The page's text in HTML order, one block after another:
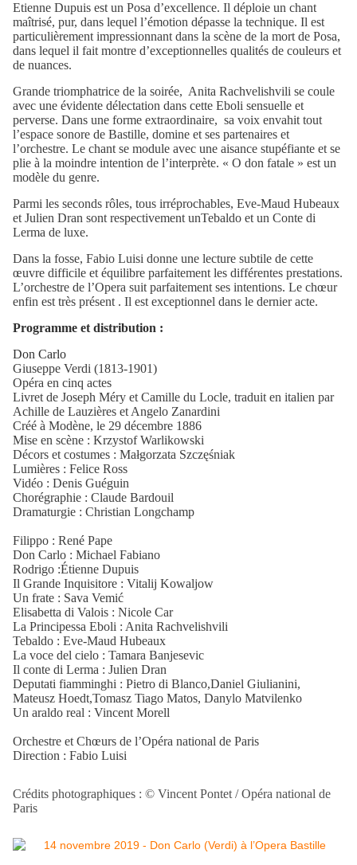
Etienne Dupuis est un Posa d’excellence. Il déploie un chant
maîtrisé, pur, dans lequel l’émotion dépasse la technique. Il est
particulièrement impressionnant dans la scène de la mort de Posa,
dans lequel il fait montre d’exceptionnelles qualités de couleurs et
de nuances.
Grande triomphatrice de la soirée, Anita Rachvelishvili se coule
avec une évidente délectation dans cette Eboli sensuelle et
perverse. Dans une forme extraordinaire, sa voix envahit tout
l’espace sonore de Bastille, domine et ses partenaires et
l’orchestre. Le chant se module avec une aisance stupéfiante et se
plie à la moindre intention de l’interprète. « O don fatale » est un
modèle du genre.
Parmi les seconds rôles, tous irréprochables, Eve-Maud Hubeaux
et Julien Dran sont respectivement unTebaldo et un Conte di
Lerma de luxe.
Dans la fosse, Fabio Luisi donne une lecture subtile de cette
œuvre difficile et équilibre parfaitement les différentes prestations.
L’orchestre de l’Opera suit parfaitement ses intentions. Le chœur
enfin est très présent . Il est exceptionnel dans le dernier acte.
Programme et distribution :
Don Carlo
Giuseppe Verdi (1813-1901)
Opéra en cinq actes
Livret de Joseph Méry et Camille du Locle, traduit en italien par
Achille de Lauzières et Angelo Zanardini
Créé à Modène, le 29 décembre 1886
Mise en scène : Krzystof Warlikowski
Décors et costumes : Małgorzata Szczęśniak
Lumières : Felice Ross
Vidéo : Denis Guéguin
Chorégraphie : Claude Bardouil
Dramaturgie : Christian Longchamp
Filippo : René Pape
Don Carlo : Michael Fabiano
Rodrigo :Étienne Dupuis
Il Grande Inquisitore : Vitalij Kowaljow
Un frate : Sava Vemić
Elisabetta di Valois : Nicole Car
La Principessa Eboli : Anita Rachvelishvili
Tebaldo : Eve-Maud Hubeaux
La voce del cielo : Tamara Banjesevic
Il conte di Lerma : Julien Dran
Deputati fiamminghi : Pietro di Blanco,Daniel Giulianini,
Mateusz Hoedt,Tomasz Tiago Matos, Danylo Matvilenko
Un araldo real : Vincent Morell
Orchestre et Chœurs de l’Opéra national de Paris
Direction : Fabio Luisi
Crédits photographiques : © Vincent Pontet / Opéra national de
Paris